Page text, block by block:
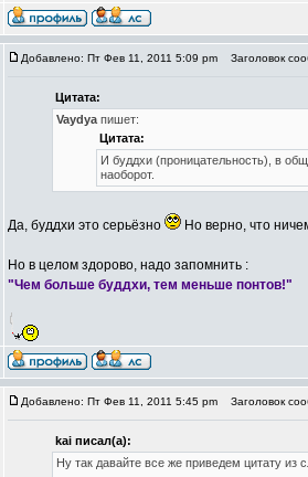
Добавлено: Пт Фев 11, 2011 5:09 pm Заголовок
Цитата:
Vaydya пишет:
Цитата:
И буддхи (проницательность), в
наоборот.
Да, буддхи это серьёзно Но верно, что
Но в целом здорово, надо запомнить :
"Чем больше буддхи, тем меньше понтов!"
Добавлено: Пт Фев 11, 2011 5:45 pm Заголовок
kai писал(а):
Ну так давайте все же приведем цитату из